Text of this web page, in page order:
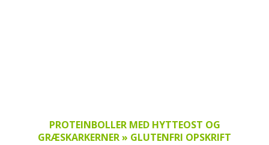
PROTEINBOLLER MED HYTTEOST OG
GRÆSKARKERNER » GLUTENFRI OPSKRIFT